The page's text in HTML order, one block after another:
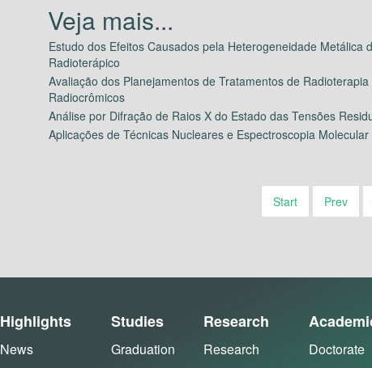
Estudo dos Efeitos Causados pela Heterogeneidade
Radioterápico
Avaliação dos Planejamentos de Tratamentos de
Radiocrômicos
Análise por Difração de Raios X do Estado das Tensões
Aplicações de Técnicas Nucleares e Espectroscopia
Start Prev
Highlights
News
Studies
Graduation
Research
Research
Doctorate